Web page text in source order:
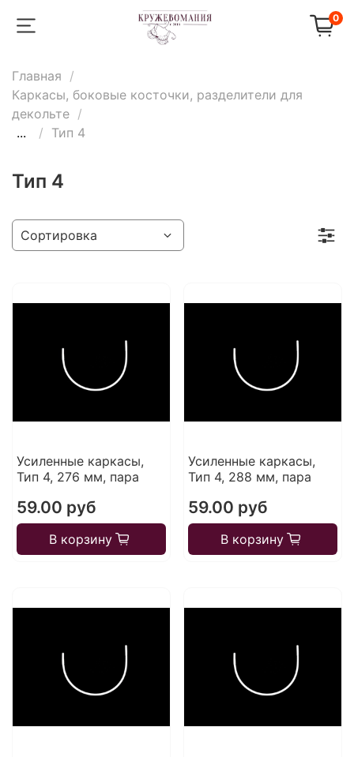
0
Главная
Каркасы, боковые косточки, разделители для
декольте
...
Тип 4
Тип 4
Усиленные каркасы,
Тип 4, 276 мм, пара
59.00 руб
В корзину
Усиленные каркасы,
Тип 4, 288 мм, пара
59.00 руб
В корзину